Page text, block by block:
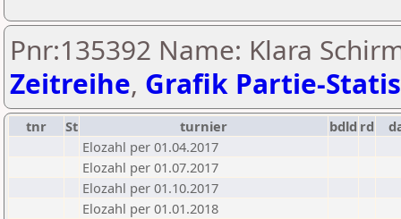
Pnr:135392 Name: Klara
Zeitreihe, Grafik Partie-
tnr St turnier bdld rd
Elozahl per 01.04.2017
Elozahl per 01.07.2017
Elozahl per 01.10.2017
Elozahl per 01.01.2018